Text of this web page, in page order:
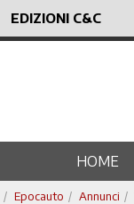
EDIZIONI C&C
HOME
Epocauto Annunci